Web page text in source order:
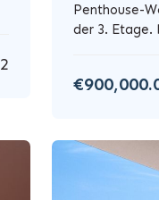
2
Penthouse-
der 3. Etage.